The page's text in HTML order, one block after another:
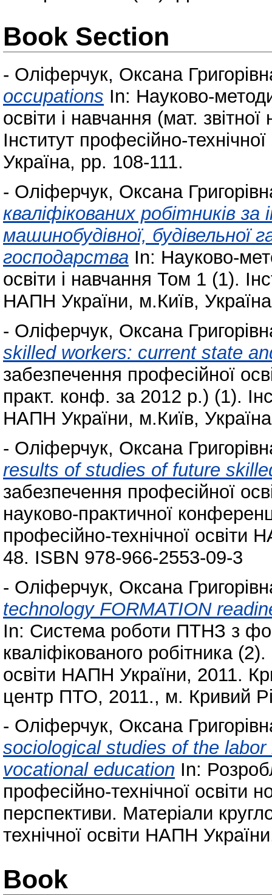
Book Section
- Оліферчук, Оксана
occupations In: Науково-
освіти і навчання (мат.
Інститут професійно-
Україна, pp. 108-111.
- Оліферчук, Оксана
кваліфікованих робітників
машинобудівної, будівельної
господарства In: Науково-
освіти і навчання Том 1 (1).
НАПН України, м.Київ,
- Оліферчук, Оксана
skilled workers: current state
забезпечення професійної
практ. конф. за 2012 р.) (1).
НАПН України, м.Київ,
- Оліферчук, Оксана
results of studies of future
забезпечення професійної
науково-практичної
професійно-технічної
48. ISBN 978-966-2553-09-3
- Оліферчук, Оксана
technology FORMATION
In: Система роботи ПТНЗ з
кваліфікованого робітника
освіти НАПН України, 2011.
центр ПТО, 2011., м. Кривий
- Оліферчук, Оксана
sociological studies of the
vocational education In:
професійно-технічної освіти
перспективи. Матеріали
технічної освіти НАПН
Book